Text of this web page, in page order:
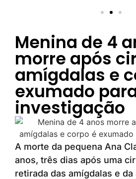
Menina de 4
morre após
amígdalas e
exumado
investigação
A morte da pequena Ana
anos, três dias após uma
retirada das amígdalas e